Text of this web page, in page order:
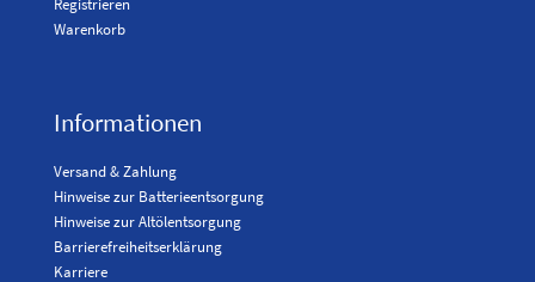
Registrieren
Warenkorb
Informationen
Versand & Zahlung
Hinweise zur Batterieentsorgung
Hinweise zur Altölentsorgung
Barrierefreiheitserklärung
Karriere